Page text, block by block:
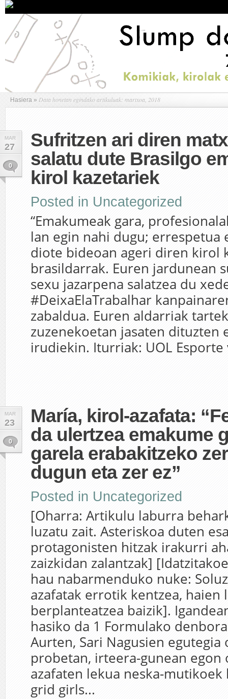
Hasiera » Data honetan egindako artikuluak: martxoa, 2018
MAR
27
0
Sufritzen ari diren
salatu dute Brasilgo
kirol kazetariek
Posted in Uncategorized
“Emakumeak gara,
lan egin nahi dugu; errespetua
diote bideoan ageri diren kirol
brasildarrak. Euren jardunean
sexu jazarpena salatzea du
#DeixaElaTrabalhar
zabaldua. Euren aldarriak
zuzenekoetan jasaten dituzten
irudiekin. Iturriak: UOL Esporte
MAR
23
0
María, kirol-azafata:
da ulertzea emakume
garela erabakitzeko
dugun eta zer ez”
Posted in Uncategorized
[Oharra: Artikulu laburra
luzatu zait. Asteriskoa duten
protagonisten hitzak irakurri
zaizkidan zalantzak]
hau nabarmenduko nuke:
azafatak errotik kentzea, haien
berplanteatzea baizik].
hasiko da 1 Formulako
Aurten, Sari Nagusien egutegia
probetan, irteera-gunean egon
azafaten lekua neska-
grid girls...